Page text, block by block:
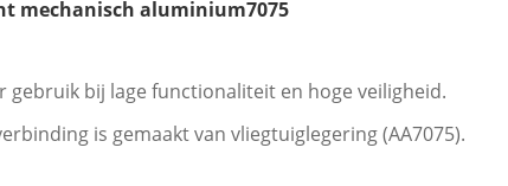
mechanisch aluminium7075
gebruik bij lage functionaliteit en hoge veiligheid.
is gemaakt van vliegtuiglegering (AA7075).